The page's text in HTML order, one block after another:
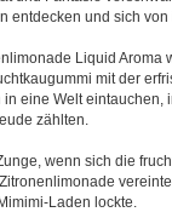
entdecken und sich
Liquid Aroma
mit der
eine Welt
zählten.
wenn sich die
Laden lockte.